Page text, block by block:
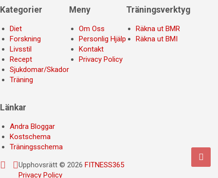
Kategorier
Diet
Forskning
Livsstil
Recept
Sjukdomar/Skador
Träning
Meny
Om Oss
Personlig Hjälp
Kontakt
Privacy Policy
Träningsverktyg
Räkna ut BMR
Räkna ut BMI
Länkar
Andra Bloggar
Kostschema
Träningsschema
Upphovsrätt © 2026 FITNESS365
Privacy Policy